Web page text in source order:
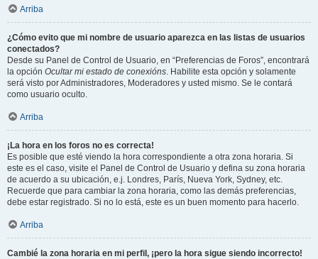
Arriba
¿Cómo evito que mi nombre de usuario aparezca en las listas de usuarios
conectados?
Desde su Panel de Control de Usuario, en “Preferencias de Foros”, encontrará
la opción Ocultar mi estado de conexións. Habilite esta opción y solamente
será visto por Administradores, Moderadores y usted mismo. Se le contará
como usuario oculto.
Arriba
¡La hora en los foros no es correcta!
Es posible que esté viendo la hora correspondiente a otra zona horaria. Si
este es el caso, visite el Panel de Control de Usuario y defina su zona horaria
de acuerdo a su ubicación, e.j. Londres, París, Nueva York, Sydney, etc.
Recuerde que para cambiar la zona horaria, como las demás preferencias,
debe estar registrado. Si no lo está, este es un buen momento para hacerlo.
Arriba
Cambié la zona horaria en mi perfil, ¡pero la hora sigue siendo incorrecto!